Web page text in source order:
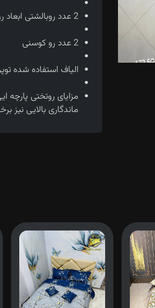
2 عدد روبالشتی ابعاد روبالشی ها 70*50 سانتی متر می باشد.
2 عدد رو کوسنی
الیاف استفاده شده
مزایای روتختی
ماندگاری بالایی نیز